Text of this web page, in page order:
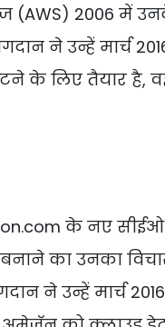
(AWS) 2006 में
ने उन्हें मार्च
के लिए तैयार
के नए सीईओ
का उनका
ने उन्हें मार्च